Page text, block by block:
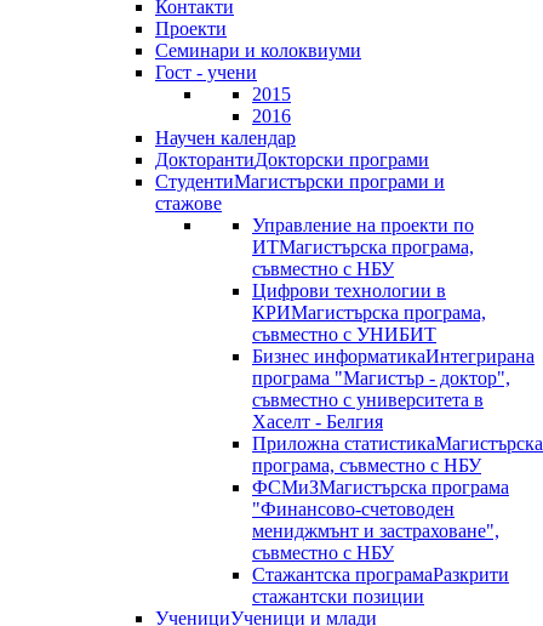
Контакти
Проекти
Семинари и колоквиуми
Гост - учени
2015
2016
Научен календар
ДокторантиДокторски програми
СтудентиМагистърски програми и
стажове
Управление на проекти по
ИТМагистърска програма,
съвместно с НБУ
Цифрови технологии в
КРИМагистърска програма,
съвместно с УНИБИТ
Бизнес информатикаИнтегрирана
програма "Магистър - доктор",
съвместно с университета в
Хаселт - Белгия
Приложна статистикаМагистърска
програма, съвместно с НБУ
ФСМиЗМагистърска програма
"Финансово-счетоводен
мениджмънт и застраховане",
съвместно с НБУ
Стажантска програмаРазкрити
стажантски позиции
УченициУченици и млади